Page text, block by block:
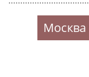
Москва